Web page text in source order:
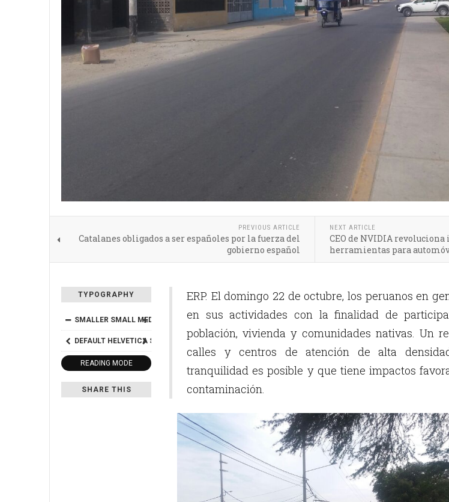
PREVIOUS ARTICLE
Catalanes obligados a ser españoles por la fuerza del
gobierno español
NEXT ARTICLE
CEO de NVIDIA
herramientas para
TYPOGRAPHY
SMALLER SMALL MEDIUM BIGGER
DEFAULT HELVETICA SEGOE GEORGIA
READING MODE
SHARE THIS
ERP. El domingo 22 de octubre, los peruanos en
en sus actividades con la finalidad de
población, vivienda y comunidades nativas. Un
calles y centros de atención de alta
tranquilidad es posible y que tiene impactos
contaminación.